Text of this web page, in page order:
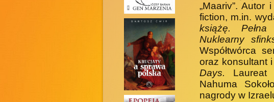
„Maariv”. Autor
fiction, m.in.
książę.
Nuklearny
Współtwórca
oraz konsultant
Days.
Nahuma
nagrody w